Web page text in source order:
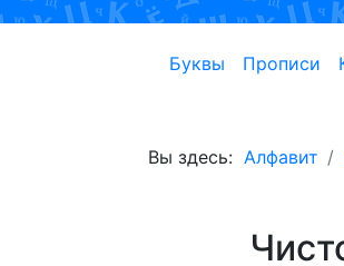
Буквы Прописи
Вы здесь: Алфавит